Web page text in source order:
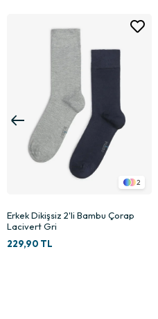
4
Adventure Sports Tasarım Çorap
129,90 TL